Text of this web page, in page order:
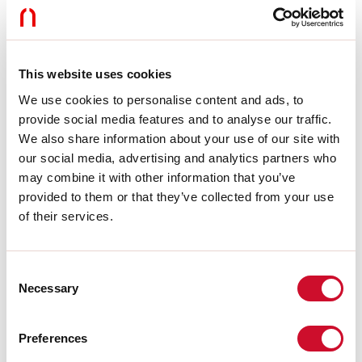
This website uses cookies
We use cookies to personalise content and ads, to
provide social media features and to analyse our traffic.
We also share information about your use of our site with
our social media, advertising and analytics partners who
may combine it with other information that you’ve
provided to them or that they’ve collected from your use
of their services.
Selection
Necessary
Preferences
Dimmen:
Lengte:
244mm
Gewicht:
0.175kg
Technische gegevens
Armatuurlichtstroom:
795lm
IP:
20
Isolatieklasse:
III
Aantal voedingen per armatuur:
Lichtbron:
LED